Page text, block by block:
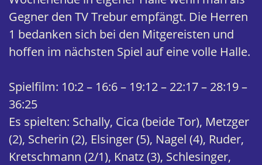
Gegner den TV Trebur empfängt. Die Herren
1 bedanken sich bei den Mitgereisten und
hoffen im nächsten Spiel auf eine volle Halle.
Spielfilm: 10:2 – 16:6 – 19:12 – 22:17 – 28:19 –
36:25
Es spielten: Schally, Cica (beide Tor), Metzger
(2), Scherin (2), Elsinger (5), Nagel (4), Ruder,
Kretschmann (2/1), Knatz (3), Schlesinger,